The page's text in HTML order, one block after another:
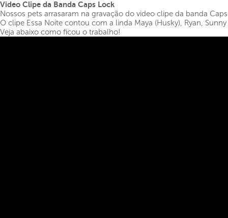
Video Clipe da Banda Caps Lock
Nossos pets arrasaram na gravação do video clipe da banda
O clipe Essa Noite contou com a linda Maya (Husky), Ryan,
Veja abaixo como ficou o trabalho!